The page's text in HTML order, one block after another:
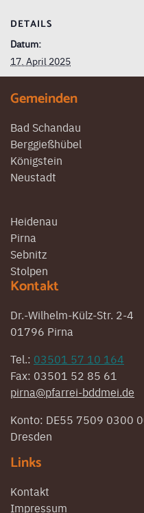
DETAILS
Datum:
17. April 2025
Gemeinden
Bad Schandau
Berggießhübel
Königstein
Neustadt
Heidenau
Pirna
Sebnitz
Stolpen
Kontakt
Dr.-Wilhelm-Külz-Str. 2-4
01796 Pirna
Tel.: 03501 57 10 164
Fax: 03501 52 85 61
pirna@pfarrei-bddmei.de
Konto: DE55 7509 0300
Dresden
Links
Kontakt
Impressum